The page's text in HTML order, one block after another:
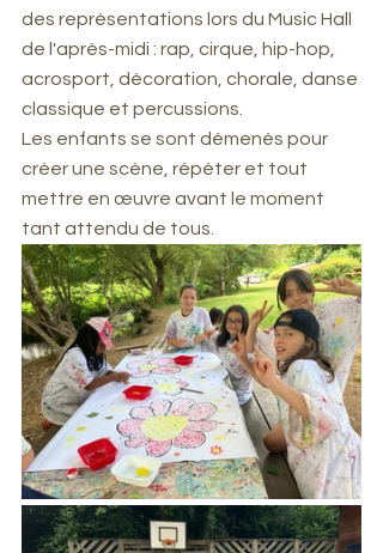
des représentations lors du Music Hall
de l'après-midi : rap, cirque, hip-hop,
acrosport, décoration, chorale, danse
classique et percussions.
Les enfants se sont démenés pour
créer une scène, répéter et tout
mettre en œuvre avant le moment
tant attendu de tous.